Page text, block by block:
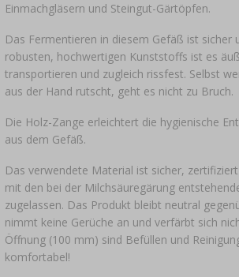
Einmachgläsern und Steingut-Gärtöpfen.
Das Fermentieren in diesem Gefäß ist sicher
robusten, hochwertigen Kunststoffs ist es
transportieren und zugleich rissfest. Selbst
aus der Hand rutscht, geht es nicht zu Bruch.
Die Holz-Zange erleichtert die hygienische
aus dem Gefäß.
Das verwendete Material ist sicher,
mit den bei der Milchsäuregärung
zugelassen. Das Produkt bleibt neutral
nimmt keine Gerüche an und verfärbt sich
Öffnung (100 mm) sind Befüllen und
komfortabel!